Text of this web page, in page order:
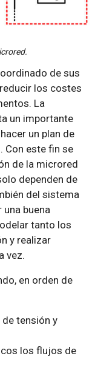
de sus
los costes
La
un importante
un plan de
Con este fin se
de la microred
dependen de
del sistema
buena
tanto los
y realizar
vez.
en orden de
tensión y
los flujos de